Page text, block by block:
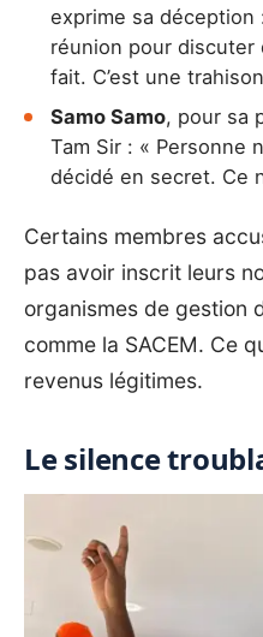
exprime sa déception
réunion pour discuter
fait. C’est une
Samo Samo, pour sa
Tam Sir : « Personne
décidé en secret. Ce
Certains membres
pas avoir inscrit leurs
organismes de gestion
comme la SACEM. Ce
revenus légitimes.
Le silence